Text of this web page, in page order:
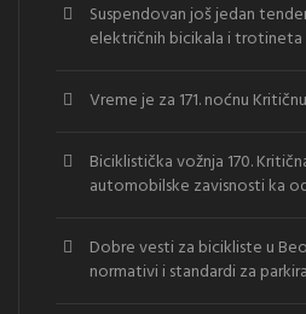
Suspendovan još jedan
električnih bicikala i trotineta
Vreme je za 171. noćnu
Biciklistička vožnja 170.
automobilske zavisnosti ka
Dobre vesti za bicikliste u
normativi i standardi za